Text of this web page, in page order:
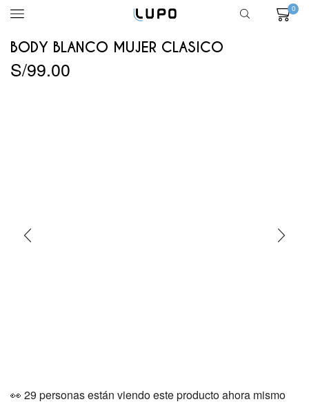
0
BODY BLANCO MUJER CLASICO
S/99.00
👀 29 personas están viendo este producto ahora mismo